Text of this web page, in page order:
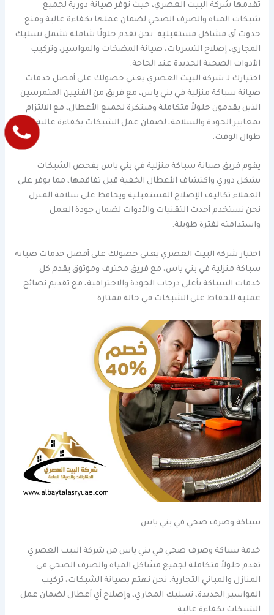
تقدمها شركة البيت العصري، حيث نوفر صيانة دورية لجميع
شبكات المياه والصرف الصحي لضمان عملها بكفاءة عالية ومنع
حدوث أي مشاكل مستقبلية. نحن نقدم حلولًا شاملة تشمل تسليك
المجاري، إصلاح التسربات، صيانة المضخات والمواسير، وتركيب
الأدوات الصحية الجديدة عند الحاجة.
اختيارك لـ شركة البيت العصري يعني حصولك على أفضل خدمات
صيانة سباكة منزلية في بني ياس، مع فريق من الفنيين المتمرسين
الذين يقدمون حلولاً متكاملة ومبتكرة لجميع الأعطال، مع الالتزام
بمعايير الجودة والسلامة، لضمان عمل الشبكات بكفاءة عالية
طوال الوقت.
يقوم فريق صيانة سباكة منزلية في بني ياس بفحص الشبكات
بشكل دوري واكتشاف الأعطال الخفية قبل تفاقمها، مما يوفر على
العملاء تكاليف الإصلاح المستقبلية ويحافظ على سلامة المنزل.
نحن نستخدم أحدث التقنيات والأدوات لضمان جودة العمل
واستدامته لفترة طويلة.
اختيار شركة البيت العصري يعني حصولك على أفضل خدمات صيانة
سباكة منزلية في بني ياس، مع فريق محترف وموثوق يقدم كل
خدمات السباكة بأعلى درجات الجودة والاحترافية، مع تقديم نصائح
عملية للحفاظ على الشبكات في حالة ممتازة.
سباكة وصرف صحي في بني ياس
خدمة سباكة وصرف صحي في بني ياس من شركة البيت العصري
تقدم حلولاً متكاملة لجميع مشاكل المياه والصرف الصحي في
المنازل والمباني التجارية. نحن نهتم بصيانة الشبكات، تركيب
المواسير الجديدة، تسليك المجاري، وإصلاح أي أعطال لضمان عمل
الشبكات بكفاءة عالية.